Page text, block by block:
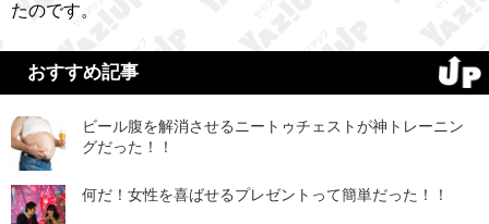
たのです。
おすすめ記事
ビール腹を解消させるニートゥチェストが神トレーニン
グだった！！
何だ！女性を喜ばせるプレゼントって簡単だった！！